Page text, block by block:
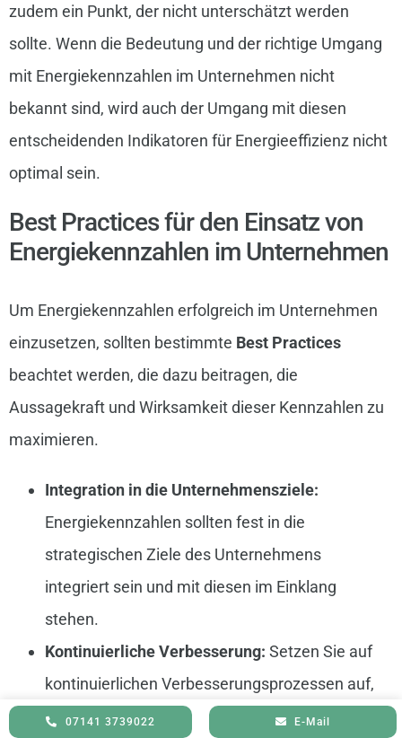
zudem ein Punkt, der nicht unterschätzt werden
sollte. Wenn die Bedeutung und der richtige Umgang
mit Energiekennzahlen im Unternehmen nicht
bekannt sind, wird auch der Umgang mit diesen
entscheidenden Indikatoren für Energieeffizienz nicht
optimal sein.
Best Practices für den Einsatz von
Energiekennzahlen im Unternehmen
Um Energiekennzahlen erfolgreich im Unternehmen
einzusetzen, sollten bestimmte Best Practices
beachtet werden, die dazu beitragen, die
Aussagekraft und Wirksamkeit dieser Kennzahlen zu
maximieren.
Integration in die Unternehmensziele:
Energiekennzahlen sollten fest in die
strategischen Ziele des Unternehmens
integriert sein und mit diesen im Einklang
stehen.
Kontinuierliche Verbesserung: Setzen Sie auf
kontinuierlichen Verbesserungsprozessen auf,
indem Sie Energiekennzahlen regelmäßig
07141 3739022 E-Mail